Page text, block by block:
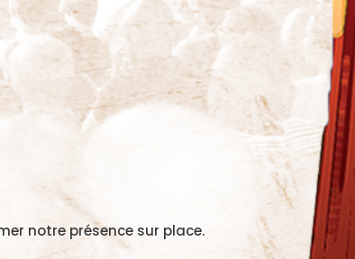
notre présence sur place.